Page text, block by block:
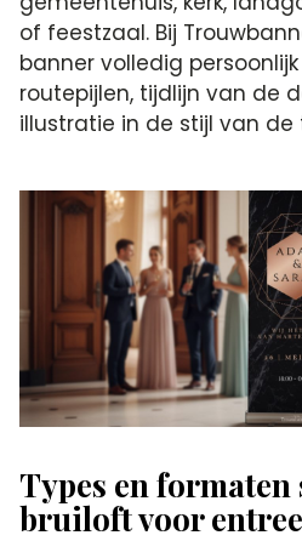
of feestzaal. Bij
banner volledig
routepijlen, tijdlijn van de
illustratie in de stijl van de
Types en
bruiloft voor